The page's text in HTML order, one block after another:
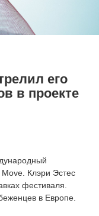
его
в проекте
Клэри Эстес
фестиваля.
в Европе.